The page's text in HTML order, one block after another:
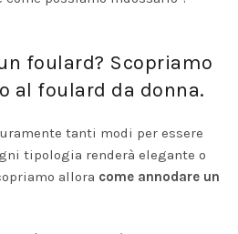
foulard? Scopriamo
al foulard da donna.
tanti modi per essere
tipologia renderà elegante o
allora come annodare un